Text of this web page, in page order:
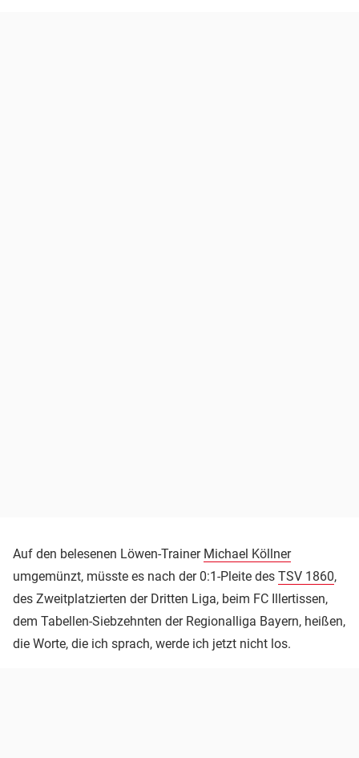
Auf den belesenen Löwen-Trainer Michael Köllner
umgemünzt, müsste es nach der 0:1-Pleite des TSV 1860,
des Zweitplatzierten der Dritten Liga, beim FC Illertissen,
dem Tabellen-Siebzehnten der Regionalliga Bayern, heißen,
die Worte, die ich sprach, werde ich jetzt nicht los.